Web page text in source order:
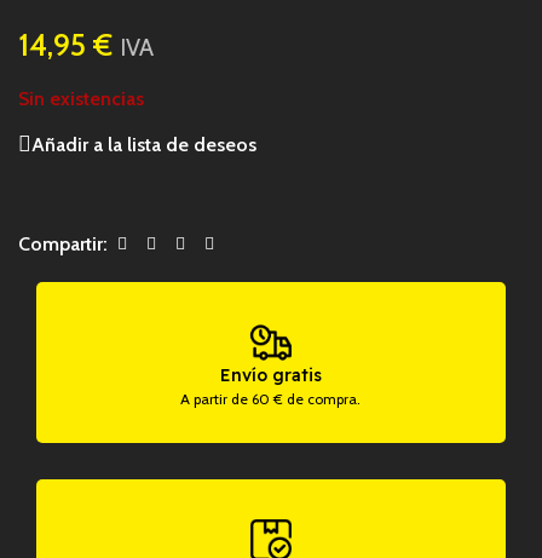
14,95 € IVA
Sin existencias
Añadir a la lista de deseos
Compartir:
Envío gratis
A partir de 60 € de compra.